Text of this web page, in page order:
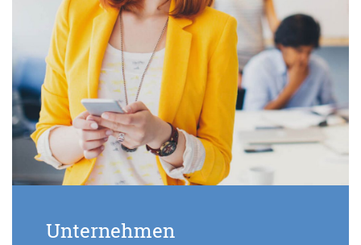
Unternehmen